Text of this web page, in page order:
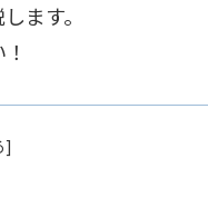
ます。